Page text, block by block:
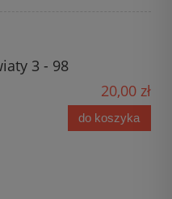
3 - 98
20,00 zł
do koszyka